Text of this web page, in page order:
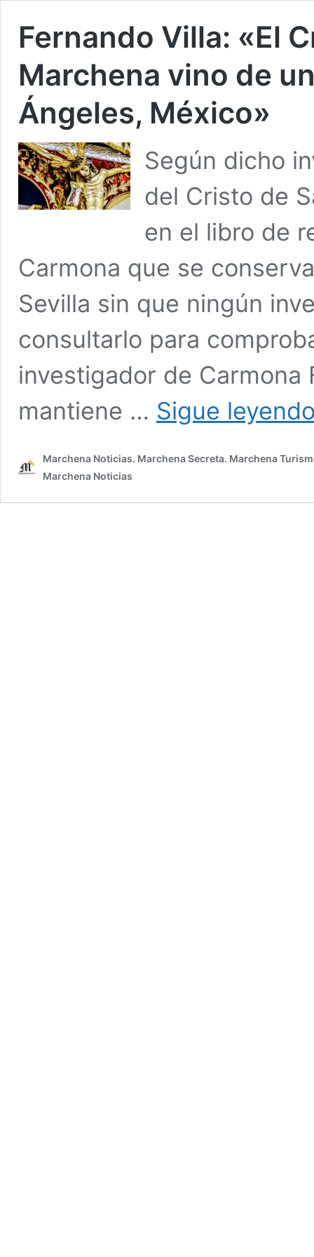
Fernando Villa: «El
Marchena vino de
Ángeles, México»
Según dicho
del Cristo de
en el libro de
Carmona que se
Sevilla sin que ningún
consultarlo para
investigador de Carmona
mantiene … Sigue
Marchena Noticias. Marchena Secreta. Marchena
Marchena Noticias